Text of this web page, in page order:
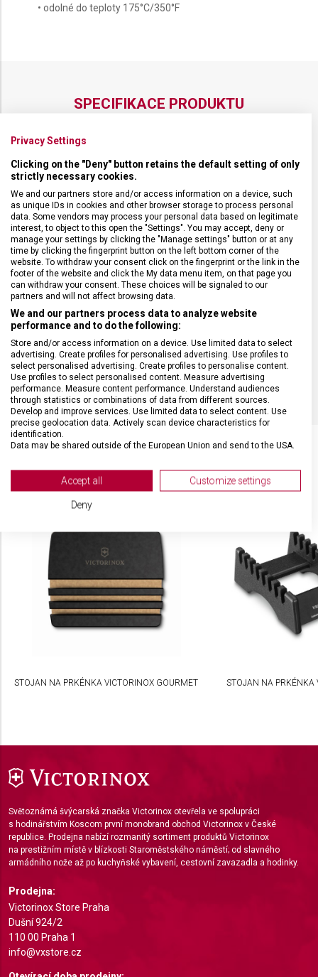
• odolné do teploty 175°C/350°F
SPECIFIKACE PRODUKTU
DRUH ZBOŽÍ
ZÁRUKA 24 měsíců
HMOTNOST 227 g
VELIKOST 15,2 x 20,3 x 0,6 cm
MATERIÁL Papírový kompozit
BARVA Černá
SOUVISEJÍCÍ PRODUKTY
STOJAN NA PRKÉNKA VICTORINOX GOURMET STOJAN NA PRKÉNKA
Světoznámá švýcarská značka Victorinox otevřela ve spolupráci
s hodinářstvím Koscom první monobrand obchod Victorinox v České
republice. Prodejna nabízí rozmanitý sortiment produktů Victorinox
na prestižním místě v blízkosti Staroměstského náměstí; od slavného
armádního nože až po kuchyňské vybavení, cestovní zavazadla a hodinky.
Prodejna:
Victorinox Store Praha
Dušní 924/2
110 00 Praha 1
info@vxstore.cz
Privacy Settings
Clicking on the "Deny" button retains the default setting of only
strictly necessary cookies.
We and our partners store and/or access information on a device, such
as unique IDs in cookies and other browser storage to process personal
data. Some vendors may process your personal data based on legitimate
interest, to object to this open the "Settings". You may accept, deny or
manage your settings by clicking the "Manage settings" button or at any
time by clicking the fingerprint button on the left bottom corner of the
website. To withdraw your consent click on the fingerprint or the link in the
footer of the website and click the My data menu item, on that page you
can withdraw your consent. These choices will be signaled to our
partners and will not affect browsing data.
We and our partners process data to analyze website
performance and to do the following:
Store and/or access information on a device. Use limited data to select
advertising. Create profiles for personalised advertising. Use profiles to
select personalised advertising. Create profiles to personalise content.
Use profiles to select personalised content. Measure advertising
performance. Measure content performance. Understand audiences
through statistics or combinations of data from different sources.
Develop and improve services. Use limited data to select content. Use
precise geolocation data. Actively scan device characteristics for
identification.
Data may be shared outside of the European Union and send to the USA.
View Partner List (2 IAB Vendors)
We use your data for the following purposes:
Store and/or access information on a device
Use limited data to select advertising
Create profiles for personalised advertising
Use profiles to select personalised
Understand audiences through statistics or
Develop and improve services
Use limited data to select content
Use precise geolocation data
Identify devices based on information actively
requested
Accept all Customize settings
Deny